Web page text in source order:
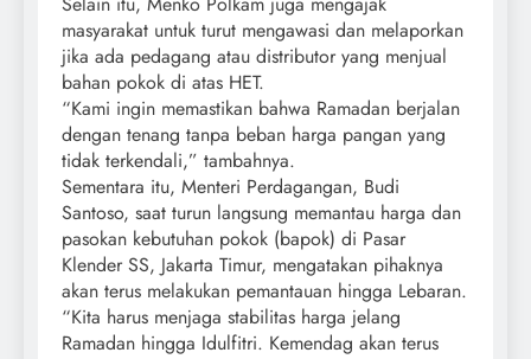
masyarakat untuk turut mengawasi dan melaporkan
jika ada pedagang atau distributor yang menjual
bahan pokok di atas HET.
“Kami ingin memastikan bahwa Ramadan berjalan
dengan tenang tanpa beban harga pangan yang
tidak terkendali,” tambahnya.
Sementara itu, Menteri Perdagangan, Budi
Santoso, saat turun langsung memantau harga dan
pasokan kebutuhan pokok (bapok) di Pasar
Klender SS, Jakarta Timur, mengatakan pihaknya
akan terus melakukan pemantauan hingga Lebaran.
“Kita harus menjaga stabilitas harga jelang
Ramadan hingga Idulfitri. Kemendag akan terus